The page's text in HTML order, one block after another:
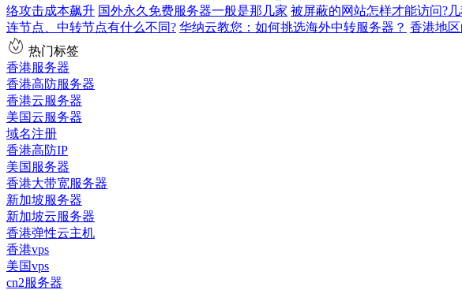
络攻击成本飙升 国外永久免费服务器一般是那几家 被屏蔽的网站怎样才能访问?
连节点、中转节点有什么不同? 华纳云教您：如何挑选海外中转服务器？ 香港地
热门标签
香港服务器
香港高防服务器
香港云服务器
美国云服务器
域名注册
香港高防IP
美国服务器
香港大带宽服务器
新加坡服务器
新加坡云服务器
香港弹性云主机
香港vps
美国vps
cn2服务器